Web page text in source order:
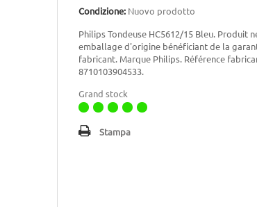
Condizione: Nuovo prodotto
Philips Tondeuse HC5612/15 Bleu. Produit
emballage d'origine bénéficiant de la
fabricant. Marque Philips. Référence
8710103904533.
Grand stock
Stampa